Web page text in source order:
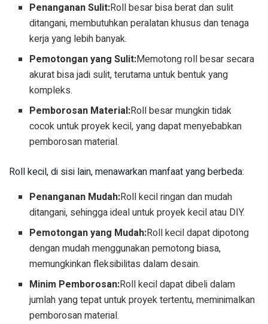
Penanganan Sulit:Roll besar bisa berat dan sulit
ditangani, membutuhkan peralatan khusus dan tenaga
kerja yang lebih banyak.
Pemotongan yang Sulit:Memotong roll besar secara
akurat bisa jadi sulit, terutama untuk bentuk yang
kompleks.
Pemborosan Material:Roll besar mungkin tidak
cocok untuk proyek kecil, yang dapat menyebabkan
pemborosan material.
Roll kecil, di sisi lain, menawarkan manfaat yang berbeda:
Penanganan Mudah:Roll kecil ringan dan mudah
ditangani, sehingga ideal untuk proyek kecil atau DIY.
Pemotongan yang Mudah:Roll kecil dapat dipotong
dengan mudah menggunakan pemotong biasa,
memungkinkan fleksibilitas dalam desain.
Minim Pemborosan:Roll kecil dapat dibeli dalam
jumlah yang tepat untuk proyek tertentu, meminimalkan
pemborosan material.